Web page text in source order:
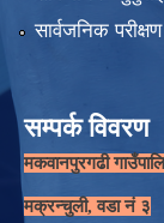
सार्वजनिक परीक्षण
सम्पर्क विवरण
मकवानपुरगढी
मक्रन्चुली, वडा नं ३